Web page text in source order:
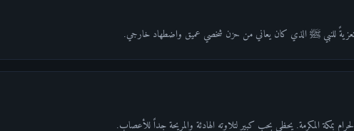
للنبي ﷺ الذي كان يعاني من حزن شخصي عميق واضطهاد خارجي.
بمكة المكرمة. يحظى بحب كبير لتلاوته الهادئة والمريحة جداً للأعصاب.